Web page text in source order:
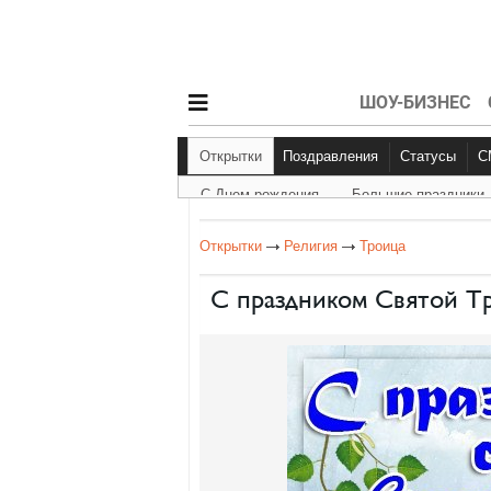
ШОУ-БИЗНЕС
Открытки Поздравления
С Днем рождения
Статусы
Другое
С Днем рождения Большие праздники
Открытки Религия Троица
С праздником Святой